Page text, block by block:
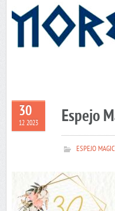
30
12 2023 Espejo
ESPEJO